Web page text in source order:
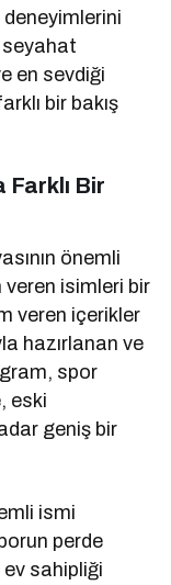
deneyimlerini
seyahat
en sevdiği
bir bakış
Bir
önemli
isimleri bir
veren içerikler
hazırlanan ve
spor
eski
geniş bir
ismi
perde
sahipliği